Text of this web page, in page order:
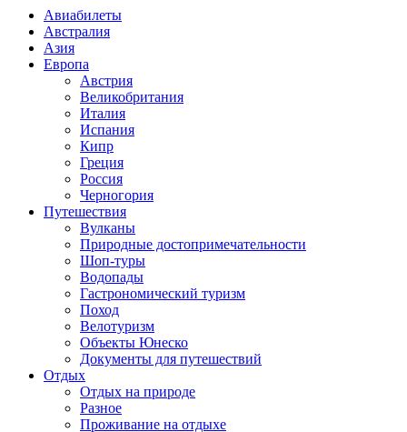
Авиабилеты
Австралия
Азия
Европа
Австрия
Великобритания
Италия
Испания
Кипр
Греция
Россия
Черногория
Путешествия
Вулканы
Природные достопримечательности
Шоп-туры
Водопады
Гастрономический туризм
Поход
Велотуризм
Объекты Юнеско
Документы для путешествий
Отдых
Отдых на природе
Разное
Проживание на отдыхе